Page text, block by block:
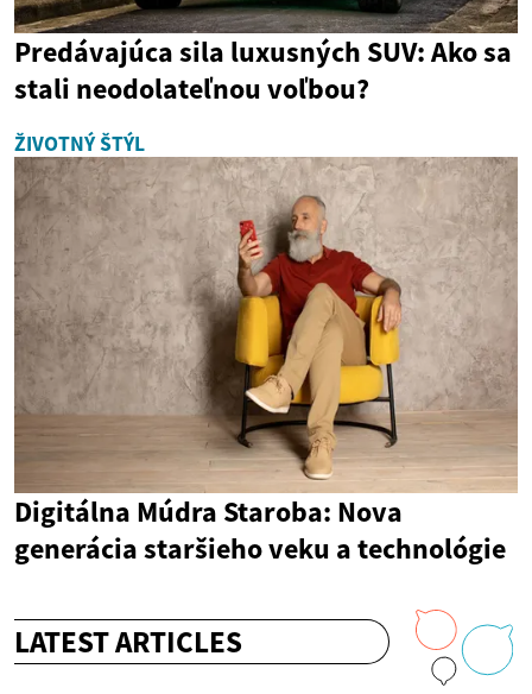
Predávajúca sila luxusných SUV: Ako sa
stali neodolateľnou voľbou?
ŽIVOTNÝ ŠTÝL
Digitálna Múdra Staroba: Nova
generácia staršieho veku a technológie
LATEST ARTICLES